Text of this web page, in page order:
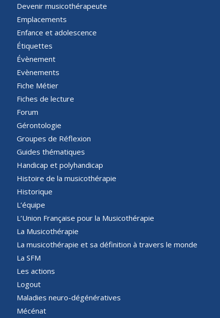
Devenir musicothérapeute
Emplacements
Enfance et adolescence
Étiquettes
Évènement
Evènements
Fiche Métier
Fiches de lecture
Forum
Gérontologie
Groupes de Réflexion
Guides thématiques
Handicap et polyhandicap
Histoire de la musicothérapie
Historique
L’équipe
L’Union Française pour la Musicothérapie
La Musicothérapie
La musicothérapie et sa définition à travers le monde
La SFM
Les actions
Logout
Maladies neuro-dégénératives
Mécénat